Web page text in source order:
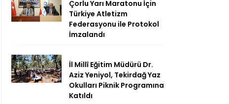
Çorlu Yarı Maratonu İçin
Türkiye Atletizm
Federasyonu ile Protokol
İmzalandı
İl Millî Eğitim Müdürü Dr.
Aziz Yeniyol, Tekirdağ Yaz
Okulları Piknik Programına
Katıldı